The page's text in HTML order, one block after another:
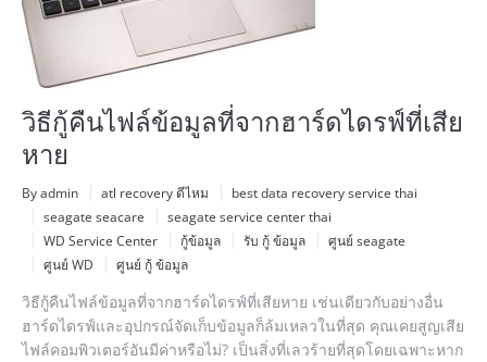
วิธีกู้คืนไฟล์ข้อมูลที่จากฮาร์ดไดรฟ์ที่เสีย
หาย
By admin atl recovery ดีไหม
best data recovery service thai
seagate seacare
seagate service center thai
WD Service Center
กู้ข้อมูล รับ กู้ ข้อมูล
ศูนย์ seagate
ศูนย์ WD
ศูนย์ กู้ ข้อมูล
วิธีกู้คืนไฟล์ข้อมูลที่จากฮาร์ดไดรฟ์ที่เสียหาย เช่นเดียวกับอย่างอื่น
ฮาร์ดไดรฟ์และอุปกรณ์จัดเก็บข้อมูลก็ล้มเหลวในที่สุด คุณเคยสูญเสีย
ไฟล์คอมพิวเตอร์อันมีค่าหรือไม่? เป็นสิ่งที่เลวร้ายที่สุดโดยเฉพาะหาก